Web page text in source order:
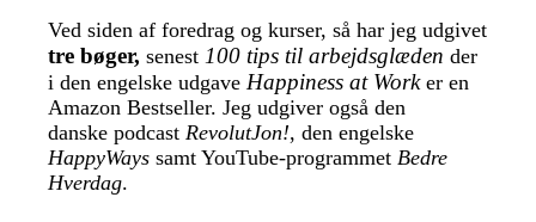
Ved siden af foredrag og kurser, så har jeg udgivet
tre bøger, senest100 tips til arbejdsglædender
i den engelske udgaveHappiness at Worker en
Amazon Bestseller. Jeg udgiver også den
danske podcastRevolutJon!, den engelske
HappyWays samt YouTube-programmetBedre
Hverdag.